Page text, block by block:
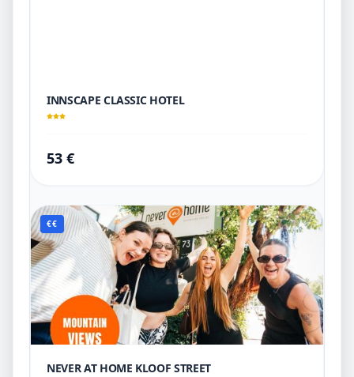
INNSCAPE CLASSIC HOTEL
53 €
€€
NEVER AT HOME KLOOF STREET